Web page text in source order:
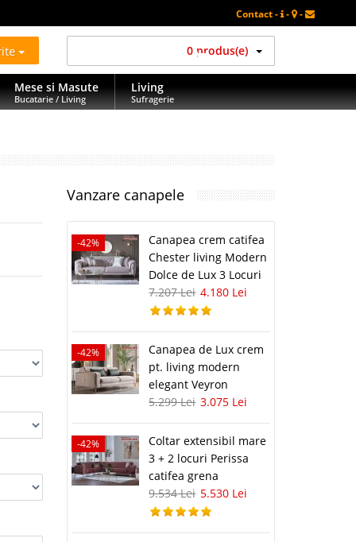
Contact - - -
0 produs(e)
Mese si Masute
Bucatarie / Living
Living
Sufragerie
Vanzare canapele
-42%
Canapea crem catifea
Chester living Modern
Dolce de Lux 3 Locuri
7.207 Lei 4.180 Lei
-42%
Canapea de Lux crem
pt. living modern
elegant Veyron
5.299 Lei 3.075 Lei
-42%
Coltar extensibil mare
3 + 2 locuri Perissa
catifea grena
9.534 Lei 5.530 Lei